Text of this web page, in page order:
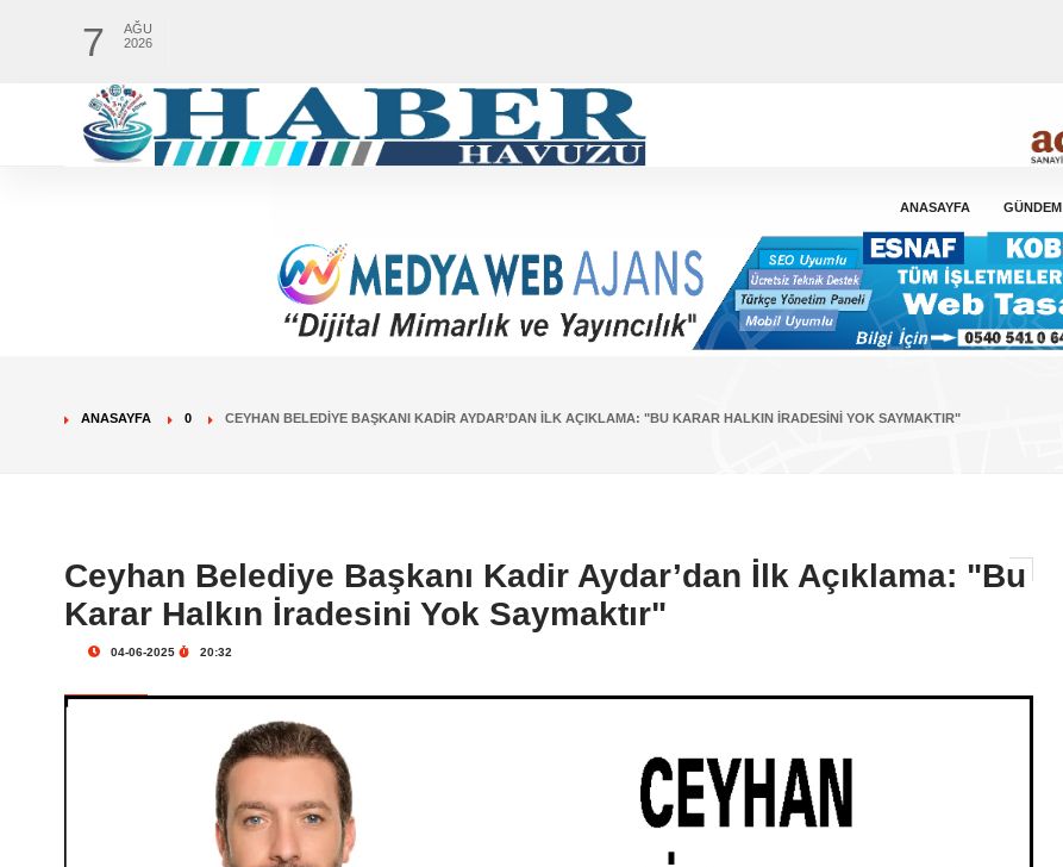
7
AĞU
2026
ANASAYFA GÜNDEM
ANASAYFA 0 CEYHAN BELEDIYE BAŞKANI KADIR AYDAR’DAN İLK AÇIKLAMA: "BU KARAR HALKIN İRADESINI YOK SAYMAKTIR"
Ceyhan Belediye Başkanı Kadir Aydar’dan İlk Açıklama: "Bu
Karar Halkın İradesini Yok Saymaktır"
04-06-2025 20:32